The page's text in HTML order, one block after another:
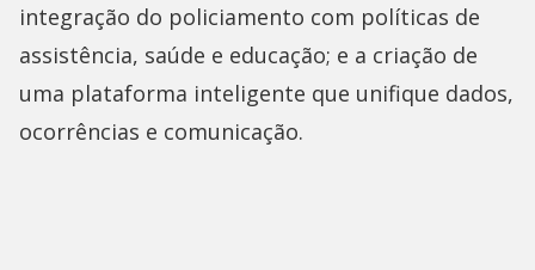
integração do policiamento com políticas de
assistência, saúde e educação; e a criação de
uma plataforma inteligente que unifique dados,
ocorrências e comunicação.